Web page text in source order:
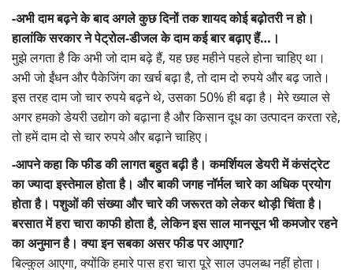
-अभी दाम बढ़ने के बाद अगले कुछ दिनों तक शायद कोई बढ़ोतरी न हो।
हालांकि सरकार ने पेट्रोल-डीजल के दाम कई बार बढ़ाए हैं…।
मुझे लगता है कि अभी जो दाम बढ़े हैं, यह छह महीने पहले होना चाहिए था।
अभी जो ईंधन और पैकेजिंग का खर्च बढ़ा है, तो दाम दो रुपये और बढ़ जाते।
इस तरह दाम जो चार रुपये बढ़ने थे, उसका 50% ही बढ़ा है। मेरे ख्याल से
अगर हमको डेयरी उद्योग को बढ़ाना है और किसान दूध का उत्पादन करता रहे,
तो हमें दाम दो से चार रुपये और बढ़ाने चाहिए।
-आपने कहा कि फीड की लागत बहुत बढ़ी है। कमर्शियल डेयरी में कंसंट्रेट
का ज्यादा इस्तेमाल होता है। और बाकी जगह नॉर्मल चारे का अधिक प्रयोग
होता है। पशुओं की संख्या और चारे की जरूरत को लेकर थोड़ी चिंता है।
बरसात में हरा चारा काफी होता है, लेकिन इस साल मानसून भी कमजोर रहने
का अनुमान है। क्या इन सबका असर फीड पर आएगा?
बिल्कुल आएगा, क्योंकि हमारे पास हरा चारा पूरे साल उपलब्ध नहीं होता।